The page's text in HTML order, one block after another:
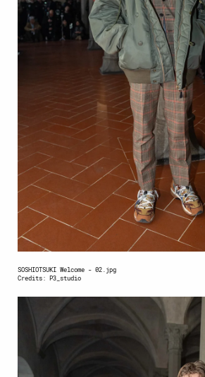
SOSHIOTSUKI Welcome - 02.jpg
Credits: P3_studio